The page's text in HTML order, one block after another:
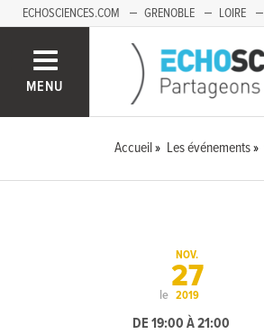
ECHOSCIENCES.COM GRENOBLE LOIRE
MENU
Accueil Les événements
le
NOV.
27
2019
DE 19:00 À 21:00